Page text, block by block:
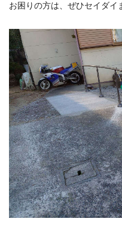
お困りの方は、ぜひセイダイ